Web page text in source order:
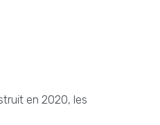
en 2020, les